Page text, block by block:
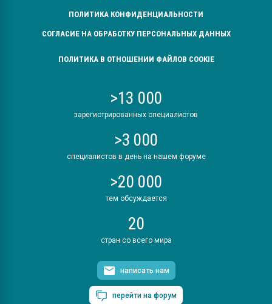
ПОЛИТИКА КОНФИДЕНЦИАЛЬНОСТИ
СОГЛАСИЕ НА ОБРАБОТКУ ПЕРСОНАЛЬНЫХ ДАННЫХ
ПОЛИТИКА В ОТНОШЕНИИ ФАЙЛОВ COOKIE
>13 000
зарегистрированных специалистов
>3 000
специалистов в день на нашем форуме
>20 000
тем обсуждается
20
стран со всего мира
написать нам
перейти на форум